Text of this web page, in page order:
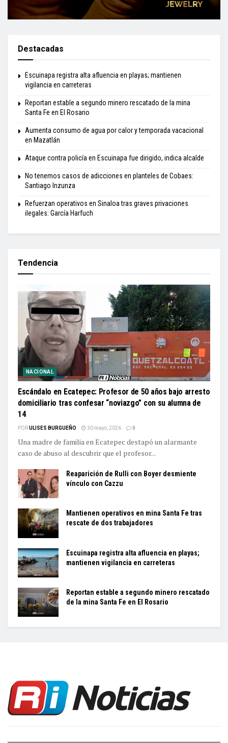
Destacadas
Escuinapa registra alta afluencia en playas; mantienen
vigilancia en carreteras
Reportan estable a segundo minero rescatado de la mina
Santa Fe en El Rosario
Aumenta consumo de agua por calor y temporada vacacional
en Mazatlán
Ataque contra policía en Escuinapa fue dirigido, indica alcalde
No tenemos casos de adicciones en planteles de Cobaes:
Santiago Inzunza
Refuerzan operativos en Sinaloa tras graves privaciones
ilegales: García Harfuch
Tendencia
NACIONAL
Escándalo en Ecatepec: Profesor de 50 años bajo arresto
domiciliario tras confesar “noviazgo” con su alumna de
14
PORULISES BURGUEÑO 30 mayo, 2026 0
Una madre de familia en Ecatepec destapó un alarmante
caso de abuso al descubrir que el profesor...
Reaparición de Rulli con Boyer desmiente
vínculo con Cazzu
Mantienen operativos en mina Santa Fe tras
rescate de dos trabajadores
Escuinapa registra alta afluencia en playas;
mantienen vigilancia en carreteras
Reportan estable a segundo minero rescatado
de la mina Santa Fe en El Rosario